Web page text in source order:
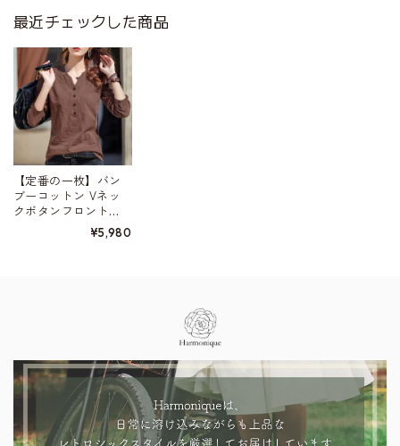
最近チェックした商品
【定番の一枚】バン
ブーコットン Vネッ
クボタンフロント
シャツ 4color W01423
¥5,980